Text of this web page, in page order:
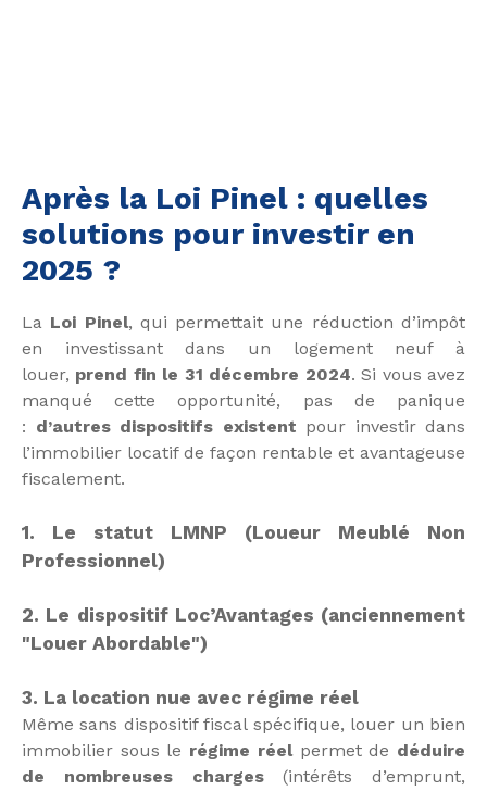
Après la Loi Pinel : quelles
solutions pour investir en
2025 ?
La Loi Pinel, qui permettait une réduction d’impôt
en investissant dans un logement neuf à
louer, prend fin le 31 décembre 2024. Si vous avez
manqué cette opportunité, pas de panique
: d’autres dispositifs existent pour investir dans
l’immobilier locatif de façon rentable et avantageuse
fiscalement.
1. Le statut LMNP (Loueur Meublé Non
Professionnel)
2. Le dispositif Loc’Avantages (anciennement
"Louer Abordable")
3. La location nue avec régime réel
Même sans dispositif fiscal spécifique, louer un bien
immobilier sous le régime réelpermet de déduire
de nombreuses charges(intérêts d’emprunt,